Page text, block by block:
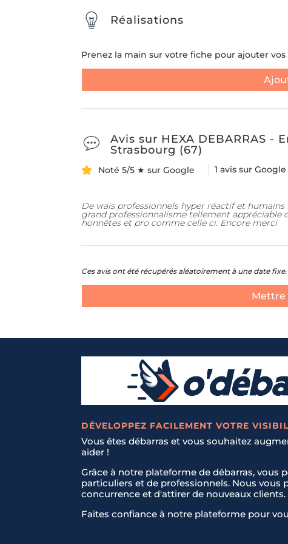
Réalisations
Prenez la main sur votre fiche pour ajouter vos
Avis sur HEXA DEBARRAS -
Strasbourg (67)
Noté 5/5 ★ sur Google 1 avis sur Google
De vrais professionnels hyper réactif et
grand professionnalisme tellement appréciable
honnêtes et pro comme celle ci. Encore merci
Ces avis ont été récupérés aléatoirement à une date fixe.
Mettre
DÉVELOPPEZ FACILEMENT VOTRE
Vous êtes débarras et vous souhaitez
aider !
Grâce à notre plateforme de débarras,
particuliers et de professionnels. Nous
concurrence et d'attirer de nouveaux clients.
Faites confiance à notre plateforme pour